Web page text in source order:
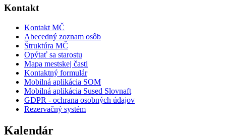
Kontakt
Kontakt MČ
Abecedný zoznam osôb
Štruktúra MČ
Opýtať sa starostu
Mapa mestskej časti
Kontaktný formulár
Mobilná aplikácia SOM
Mobilná aplikácia Sused Slovnaft
GDPR - ochrana osobných údajov
Rezervačný systém
Kalendár